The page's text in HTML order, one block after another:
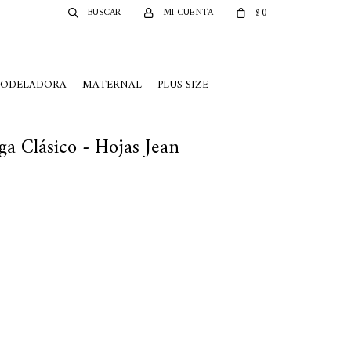
MATERNAL PLUS SIZE
$0
Clásico - Hojas Jean